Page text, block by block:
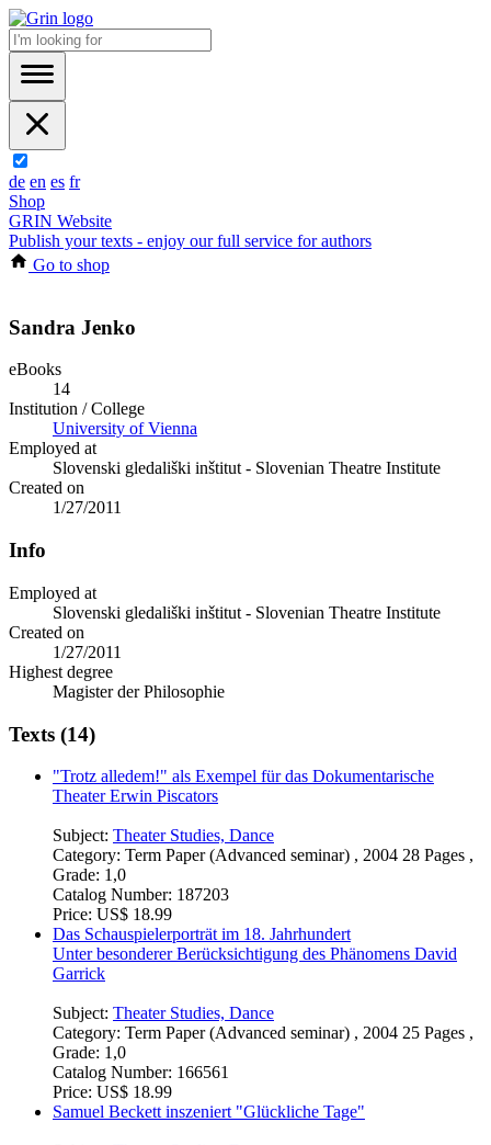
de en es fr
Shop
GRIN Website
Publish your texts - enjoy our full service for authors
Go to shop
Sandra Jenko
eBooks
14
Institution / College
University of Vienna
Employed at
Slovenski gledališki inštitut - Slovenian Theatre Institute
Created on
1/27/2011
Info
Employed at
Slovenski gledališki inštitut - Slovenian Theatre Institute
Created on
1/27/2011
Highest degree
Magister der Philosophie
Texts (14)
"Trotz alledem!" als Exempel für das Dokumentarische
Theater Erwin Piscators
Subject:Theater Studies, Dance
Category:Term Paper (Advanced seminar) , 2004 28 Pages ,
Grade: 1,0
Catalog Number:
Price:US$ 18.99
Das Schauspielerporträt im 18. Jahrhundert
Unter besonderer Berücksichtigung des Phänomens David
Subject:Theater Studies, Dance
Category:Term Paper (Advanced seminar) , 2004 25 Pages ,
Grade: 1,0
Catalog Number:
Price:US$ 18.99